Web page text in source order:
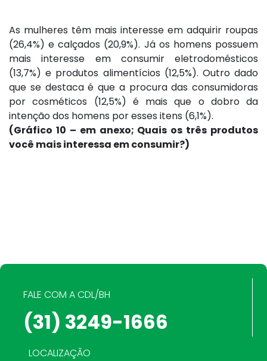
As mulheres têm mais interesse em adquirir roupas
(26,4%) e calçados (20,9%). Já os homens possuem
mais interesse em consumir eletrodomésticos
(13,7%) e produtos alimentícios (12,5%). Outro dado
que se destaca é que a procura das consumidoras
por cosméticos (12,5%) é mais que o dobro da
intenção dos homens por esses itens (6,1%).
(Gráfico 10 – em anexo; Quais os três produtos
você mais interessa em consumir?)
FALE COM A CDL/BH
(31) 3249-1666
LOCALIZAÇÃO